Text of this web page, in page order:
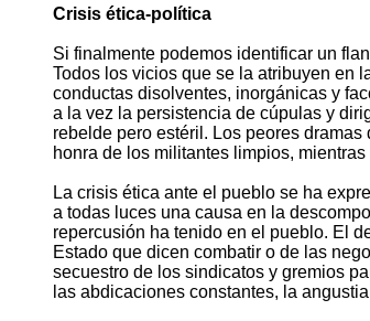
Crisis ética-política
Si finalmente podemos identificar un
Todos los vicios que se la atribuyen en
conductas disolventes, inorgánicas y
a la vez la persistencia de cúpulas y
rebelde pero estéril. Los peores
honra de los militantes limpios,
La crisis ética ante el pueblo se ha
a todas luces una causa en la
repercusión ha tenido en el pueblo. El
Estado que dicen combatir o de las
secuestro de los sindicatos y gremios
las abdicaciones constantes, la